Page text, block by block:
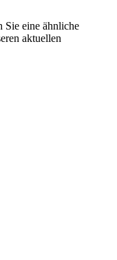
Sie eine ähnliche
aktuellen